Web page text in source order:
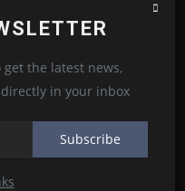
the latest news,
in your inbox
Subscribe
Oct 13, 2020 0